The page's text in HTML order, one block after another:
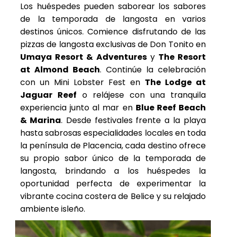
Los huéspedes pueden saborear los sabores
de la temporada de langosta en varios
destinos únicos. Comience disfrutando de las
pizzas de langosta exclusivas de Don Tonito en
Umaya Resort & Adventuresy The Resort
at Almond Beach. Continúe la celebración
con un Mini Lobster Fest en The Lodge at
Jaguar Reef o relájese con una tranquila
experiencia junto al mar en Blue Reef Beach
& Marina. Desde festivales frente a la playa
hasta sabrosas especialidades locales en toda
la península de Placencia, cada destino ofrece
su propio sabor único de la temporada de
langosta, brindando a los huéspedes la
oportunidad perfecta de experimentar la
vibrante cocina costera de Belice y su relajado
ambiente isleño.